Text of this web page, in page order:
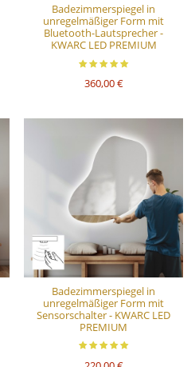
Badezimmerspiegel in
unregelmäßiger Form mit
Bluetooth-Lautsprecher -
KWARC LED PREMIUM
360,00 €
Badezimmerspiegel in
unregelmäßiger Form mit
Sensorschalter - KWARC LED
PREMIUM